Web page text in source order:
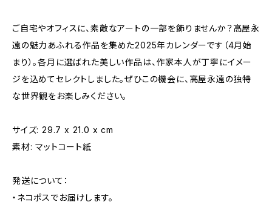
ご自宅やオフィスに、素敵なアートの一部を飾りませんか？高屋永
遠の魅力あふれる作品を集めた2025年カレンダーです（4月始
まり）。各月に選ばれた美しい作品は、作家本人が丁寧にイメー
ジを込めてセレクトしました。ぜひこの機会に、高屋永遠の独特
な世界観をお楽しみください。
サイズ: 29.7 x 21.0 x cm
素材: マットコート紙
発送について：
・ネコポスでお届けします。